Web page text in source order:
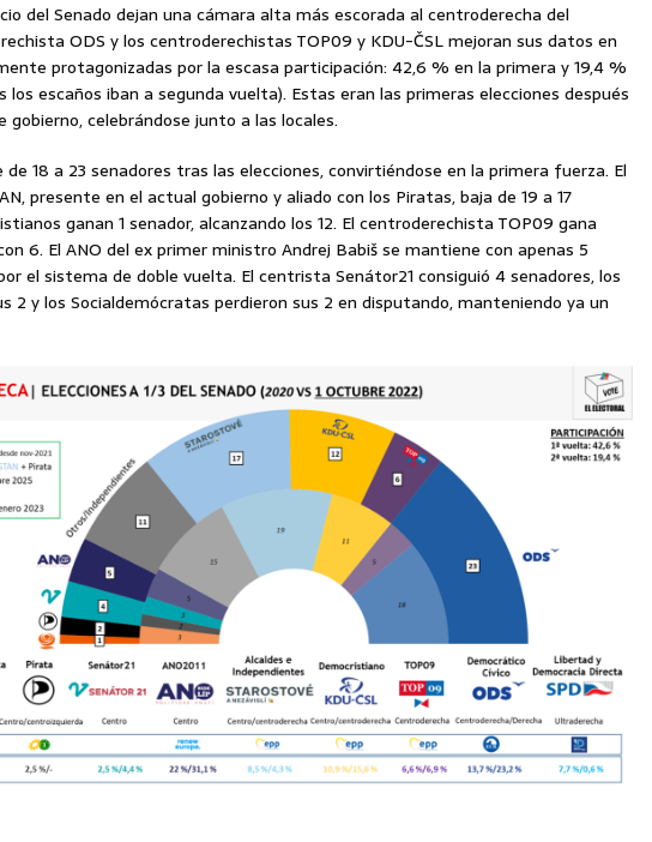
del Senado dejan una cámara alta más escorada al centroderecha del
ODS y los centroderechistas TOP09 y KDU-ČSL mejoran sus datos en
protagonizadas por la escasa participación: 42,6 % en la primera y 19,4 %
los escaños iban a segunda vuelta). Estas eran las primeras elecciones después
celebrándose junto a las locales.
de 18 a 23 senadores tras las elecciones, convirtiéndose en la primera fuerza. El
presente en el actual gobierno y aliado con los Piratas, baja de 19 a 17
ganan 1 senador, alcanzando los 12. El centroderechista TOP09 gana
6. El ANO del ex primer ministro Andrej Babiš se mantiene con apenas 5
el sistema de doble vuelta. El centrista Senátor21 consiguió 4 senadores, los
2 y los Socialdemócratas perdieron sus 2 en disputando, manteniendo ya un